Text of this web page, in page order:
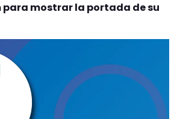
mostrar la portada de su